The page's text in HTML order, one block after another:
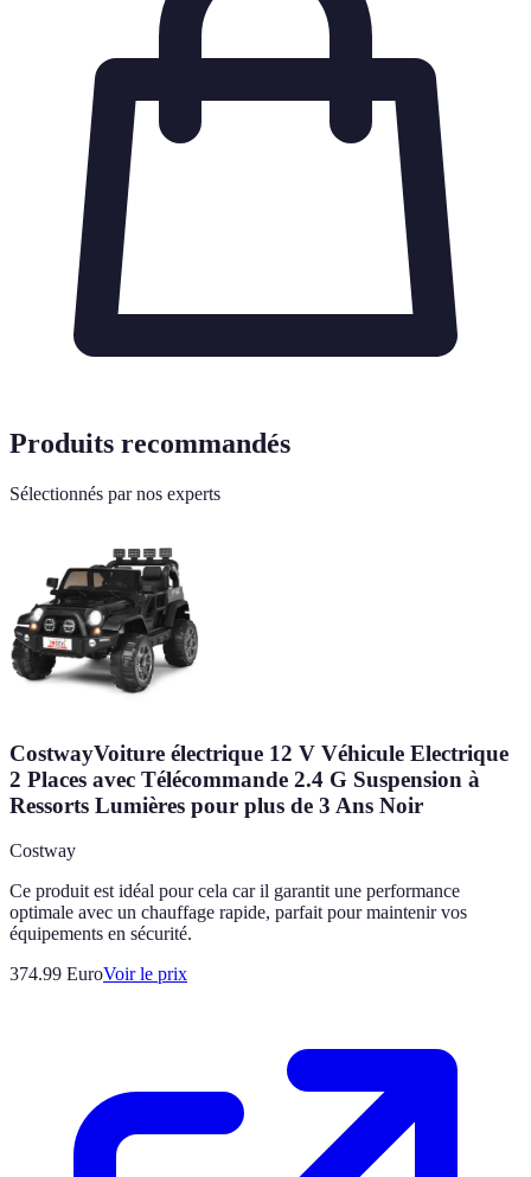
Produits recommandés
Sélectionnés par nos experts
CostwayVoiture électrique 12 V Véhicule Electrique
2 Places avec Télécommande 2.4 G Suspension à
Ressorts Lumières pour plus de 3 Ans Noir
Costway
Ce produit est idéal pour cela car il garantit une performance
optimale avec un chauffage rapide, parfait pour maintenir vos
équipements en sécurité.
374.99 EuroVoir le prix